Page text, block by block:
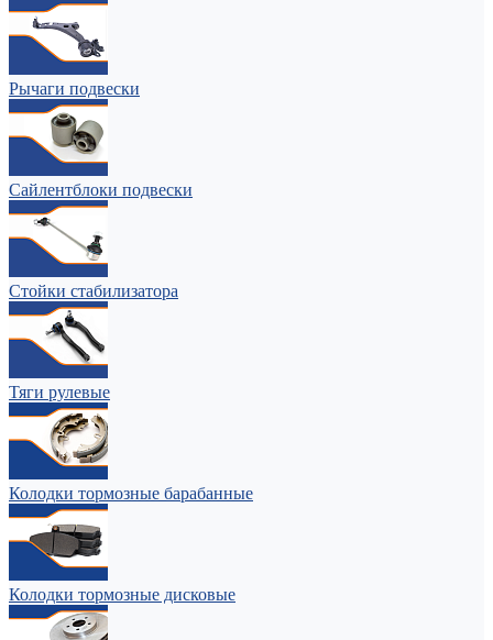
Рычаги подвески
Сайлентблоки подвески
Стойки стабилизатора
Тяги рулевые
Колодки тормозные барабанные
Колодки тормозные дисковые